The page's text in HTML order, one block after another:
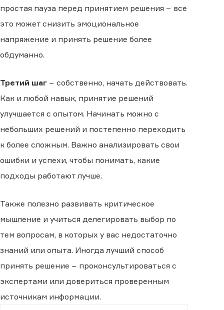
простая пауза перед принятием решения − все
это может снизить эмоциональное
напряжение и принять решение более
обдуманно.
Третий шаг − собственно, начать действовать.
Как и любой навык, принятие решений
улучшается с опытом. Начинать можно с
небольших решений и постепенно переходить
к более сложным. Важно анализировать свои
ошибки и успехи, чтобы понимать, какие
подходы работают лучше.
Также полезно развивать критическое
мышление и учиться делегировать выбор по
тем вопросам, в которых у вас недостаточно
знаний или опыта. Иногда лучший способ
принять решение − проконсультироваться с
экспертами или довериться проверенным
источникам информации.